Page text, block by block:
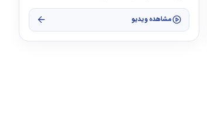
مشاهده ویدیو